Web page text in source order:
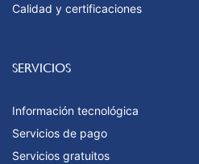
Calidad y certificaciones
SERVICIOS
Información tecnológica
Servicios de pago
Servicios gratuitos